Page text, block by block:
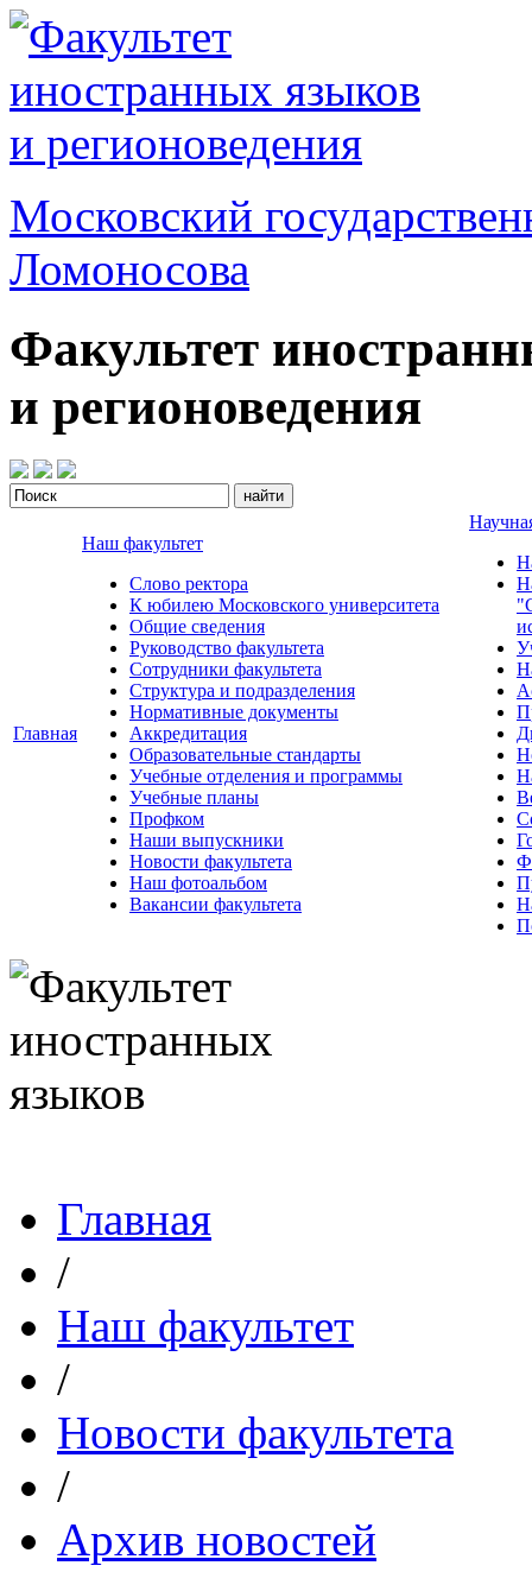
Московский
Ломоносова
Факультет
и регионоведения
Главная
Наш факультет
Слово ректора
К юбилею Московского университета
Общие сведения
Руководство факультета
Сотрудники факультета
Структура и подразделения
Нормативные документы
Аккредитация
Образовательные стандарты
Учебные отделения и программы
Учебные планы
Профком
Наши выпускники
Новости факультета
Наш фотоальбом
Вакансии факультета
Главная
/
Наш факультет
/
Новости факультета
/
Архив новостей